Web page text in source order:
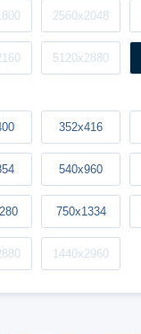
2560x2048
5120x2880
352x416
540x960
750x1334
1440x2960